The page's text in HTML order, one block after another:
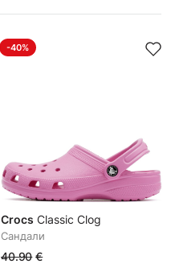
-40%
Crocs Classic Clog
Сандали
40.90 €